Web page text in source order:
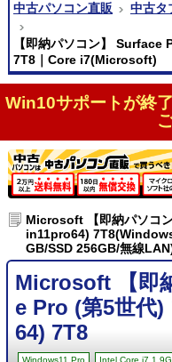
中古パソコン直販
中古タ
【即納パソコン】
7T8｜Core i7(Microsoft)
Win10サポートが終
Microsoft 【即納パソコ
in11pro64)
GB/SSD 256GB/無線
Microsoft 【即
e Pro (第5世代
64) 7T8
Windows11 Pro Intel Core i7